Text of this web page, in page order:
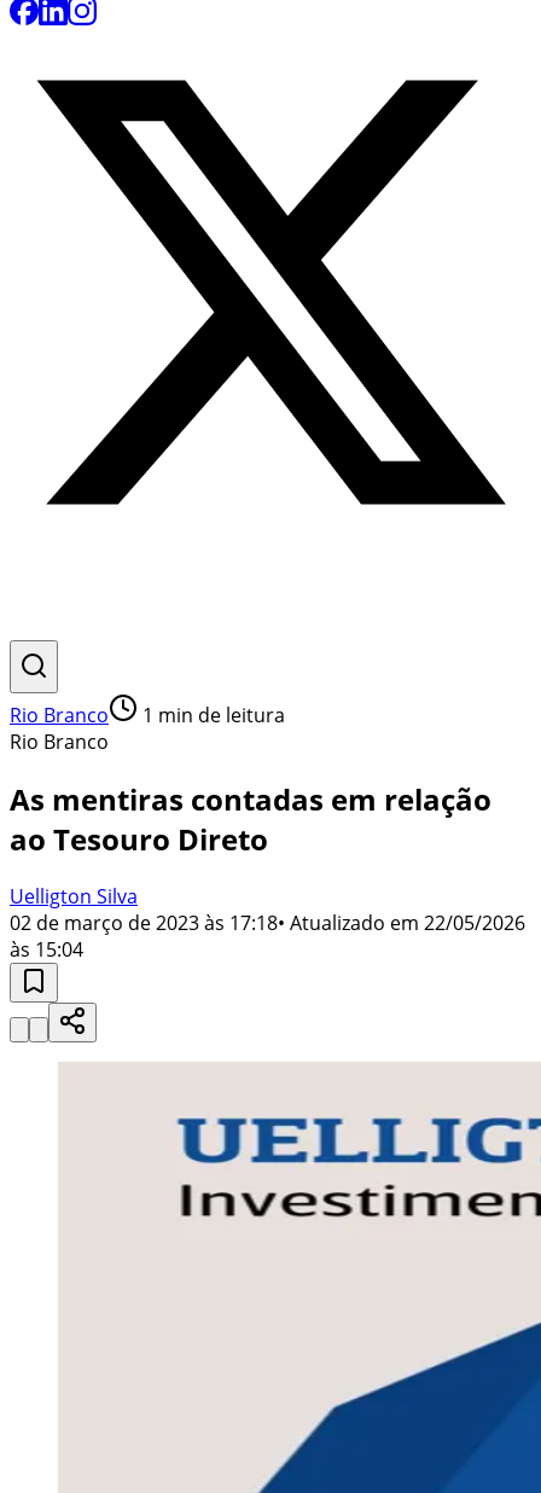
Rio Branco 1 min de leitura
Rio Branco
As mentiras contadas em relação
ao Tesouro Direto
Uelligton Silva
02 de março de 2023 às 17:18• Atualizado em 22/05/2026
às 15:04